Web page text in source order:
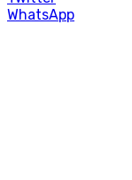
WhatsApp